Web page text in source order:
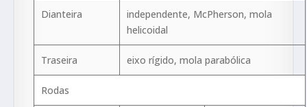
Dianteira
independente, McPherson, mola
helicoidal
Traseira eixo rígido, mola parabólica
Rodas